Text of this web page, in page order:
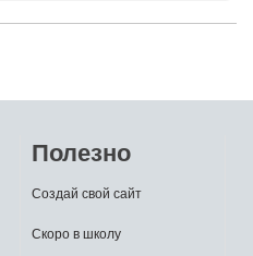
Полезно
Создай свой сайт
Скоро в школу